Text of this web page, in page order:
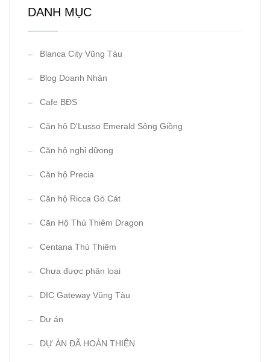
DANH MỤC
Blanca City Vũng Tàu
Blog Doanh Nhân
Cafe BĐS
Căn hộ D'Lusso Emerald Sông Giồng
Căn hộ nghỉ dữong
Căn hộ Precia
Căn hộ Ricca Gò Cát
Căn Hộ Thủ Thiêm Dragon
Centana Thủ Thiêm
Chưa được phân loại
DIC Gateway Vũng Tàu
Dự án
DỰ ÁN ĐÃ HOÀN THIỆN